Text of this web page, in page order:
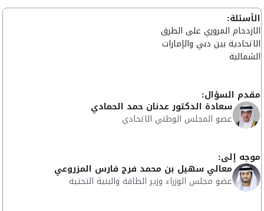
الأسئلة:
الازدحام المروري على الطرق
الاتحادية بين دبي والإمارات
الشمالية
مقدم السؤال:
سعادة الدكتور عدنان حمد الحمادي
عضو المجلس الوطني الاتحادي
موجه إلى:
معالي سهيل بن محمد فرج فارس المزروعي
عضو مجلس الوزراء وزير الطاقة والبنية التحتية